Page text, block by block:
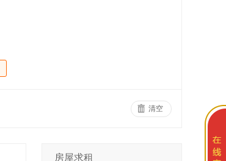
清空
房屋求租